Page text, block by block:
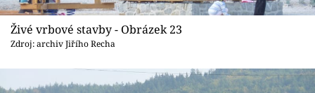
Živé vrbové stavby - Obrázek 23
Zdroj: archiv Jiřího Recha